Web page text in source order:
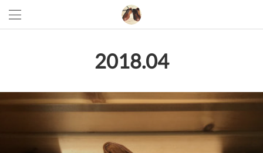
2018.04